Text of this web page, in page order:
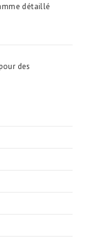
détaillé
des